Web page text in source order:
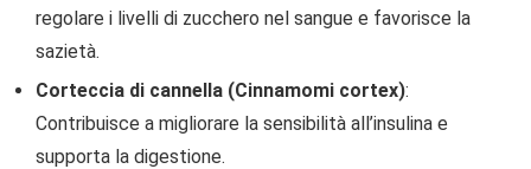
regolare i livelli di zucchero nel sangue e favorisce la
sazietà.
Corteccia di cannella (Cinnamomi cortex):
Contribuisce a migliorare la sensibilità all’insulina e
supporta la digestione.